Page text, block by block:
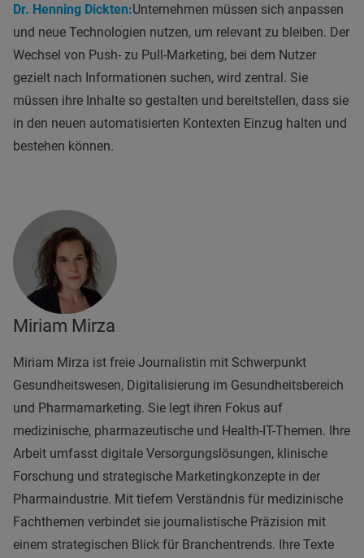
Dr. Henning Dickten:Unternehmen müssen sich anpassen
und neue Technologien nutzen, um relevant zu bleiben. Der
Wechsel von Push- zu Pull-Marketing, bei dem Nutzer
gezielt nach Informationen suchen, wird zentral. Sie
müssen ihre Inhalte so gestalten und bereitstellen, dass sie
in den neuen automatisierten Kontexten Einzug halten und
bestehen können.
Miriam Mirza
Miriam Mirza ist freie Journalistin mit Schwerpunkt
Gesundheitswesen, Digitalisierung im Gesundheitsbereich
und Pharmamarketing. Sie legt ihren Fokus auf
medizinische, pharmazeutische und Health-IT-Themen. Ihre
Arbeit umfasst digitale Versorgungslösungen, klinische
Forschung und strategische Marketingkonzepte in der
Pharmaindustrie. Mit tiefem Verständnis für medizinische
Fachthemen verbindet sie journalistische Präzision mit
einem strategischen Blick für Branchentrends. Ihre Texte